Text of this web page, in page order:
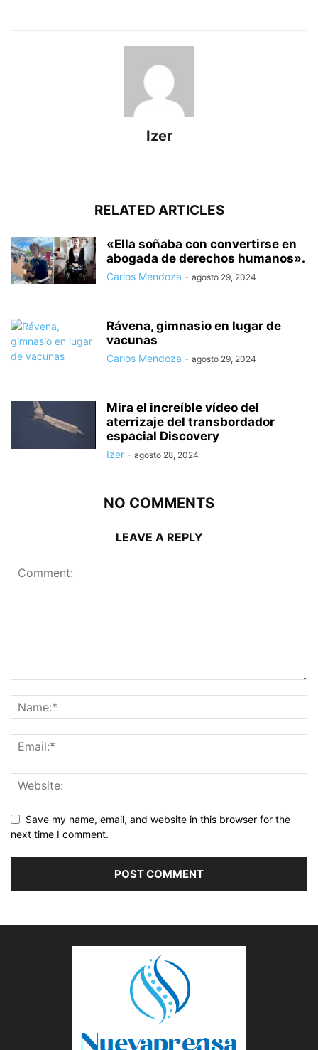
Izer
RELATED ARTICLES
«Ella soñaba con convertirse en
abogada de derechos humanos».
Carlos Mendoza - agosto 29, 2024
Rávena, gimnasio en lugar de
vacunas
Carlos Mendoza - agosto 29, 2024
Mira el increíble vídeo del
aterrizaje del transbordador
espacial Discovery
Izer - agosto 28, 2024
NO COMMENTS
LEAVE A REPLY
Save my name, email, and website in this browser for the
next time I comment.